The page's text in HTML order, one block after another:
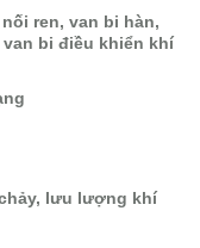
ren, van bi hàn,
bi điều khiển khí
lưu lượng khí